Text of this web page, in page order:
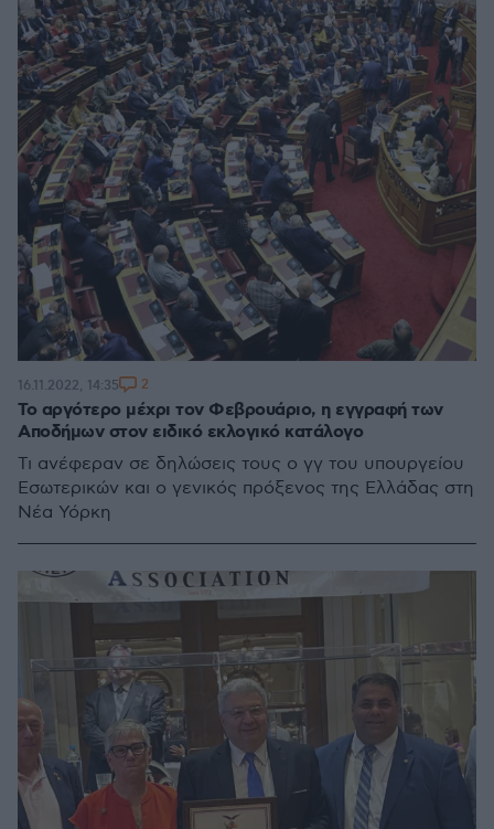
Το αργότερο μέχρι τον Φεβρουάριο, η εγγραφή των
Αποδήμων στον ειδικό εκλογικό κατάλογο
Τι ανέφεραν σε δηλώσεις τους ο γγ του υπουργείου
Εσωτερικών και ο γενικός πρόξενος της Ελλάδας στη
Νέα Υόρκη
16.11.2022, 14:35 2